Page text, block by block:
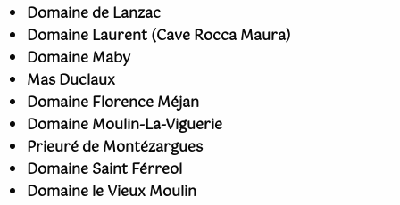
Domaine de Lanzac
Domaine Laurent (Cave Rocca Maura)
Domaine Maby
Mas Duclaux
Domaine Florence Méjan
Domaine Moulin-La-Viguerie
Prieuré de Montézargues
Domaine Saint Férreol
Domaine le Vieux Moulin